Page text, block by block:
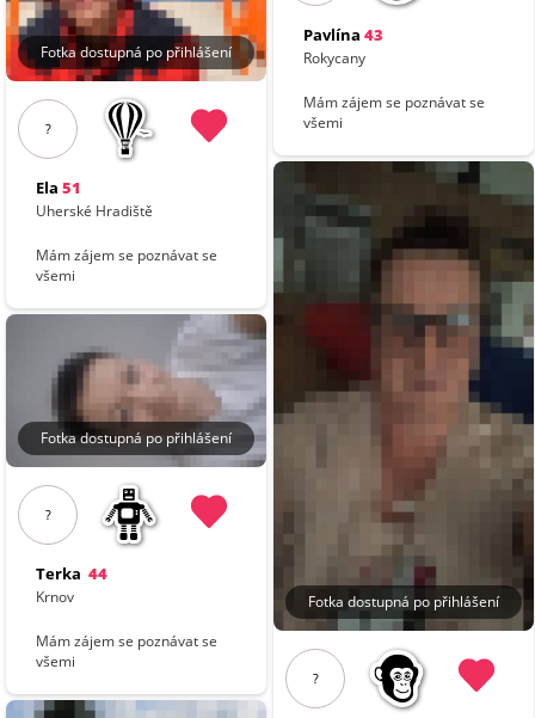
Fotka dostupná po přihlášení
?
Ela 51
Uherské Hradiště
Mám zájem se poznávat se
všemi
Fotka dostupná po přihlášení
?
Terka 44
Krnov
Mám zájem se poznávat se
všemi
Pavlína 43
Rokycany
Mám zájem se poznávat se
všemi
Fotka dostupná po přihlášení
?